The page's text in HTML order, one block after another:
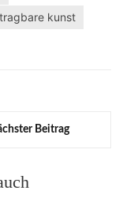
tragbare kunst
Beitrag